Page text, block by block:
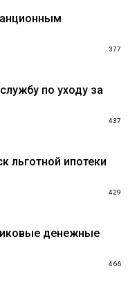
377
по уходу за
437
льготной ипотеки
429
денежные
466